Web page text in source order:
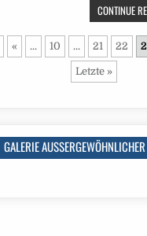
CONTINUE
« ... 10 ... 21 22
Letzte »
GALERIE AUSSERGEWÖHNLICHER